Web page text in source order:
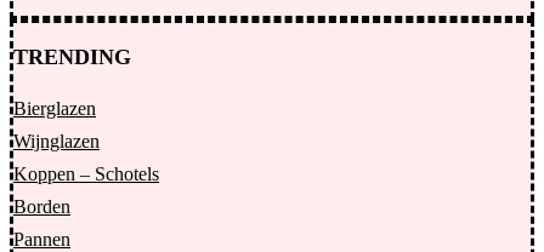
TRENDING
Bierglazen
Wijnglazen
Koppen – Schotels
Borden
Pannen